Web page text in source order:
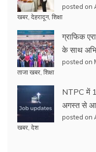
posted on
खबर देहरादून, शिक्षा
ग्राफिक
के साथ
posted on
ताजा खबर शिक्षा
NTPC में
अगस्त से
posted on
खबर देश